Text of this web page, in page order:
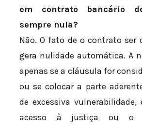
em contrato bancário
sempre nula?
Não. O fato de o contrato ser
gera nulidade automática. A
apenas se a cláusula for
ou se colocar a parte
de excessiva
acesso à justiça ou o